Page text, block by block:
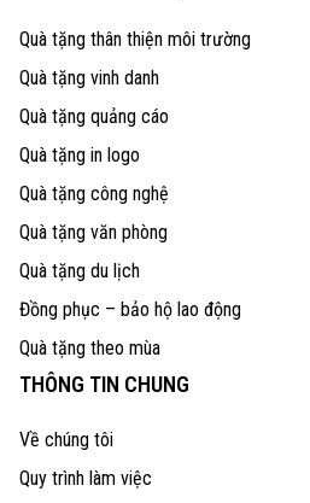
Quà tặng thân thiện môi trường
Quà tặng vinh danh
Quà tặng quảng cáo
Quà tặng in logo
Quà tặng công nghệ
Quà tặng văn phòng
Quà tặng du lịch
Đồng phục – bảo hộ lao động
Quà tặng theo mùa
THÔNG TIN CHUNG
Về chúng tôi
Quy trình làm việc